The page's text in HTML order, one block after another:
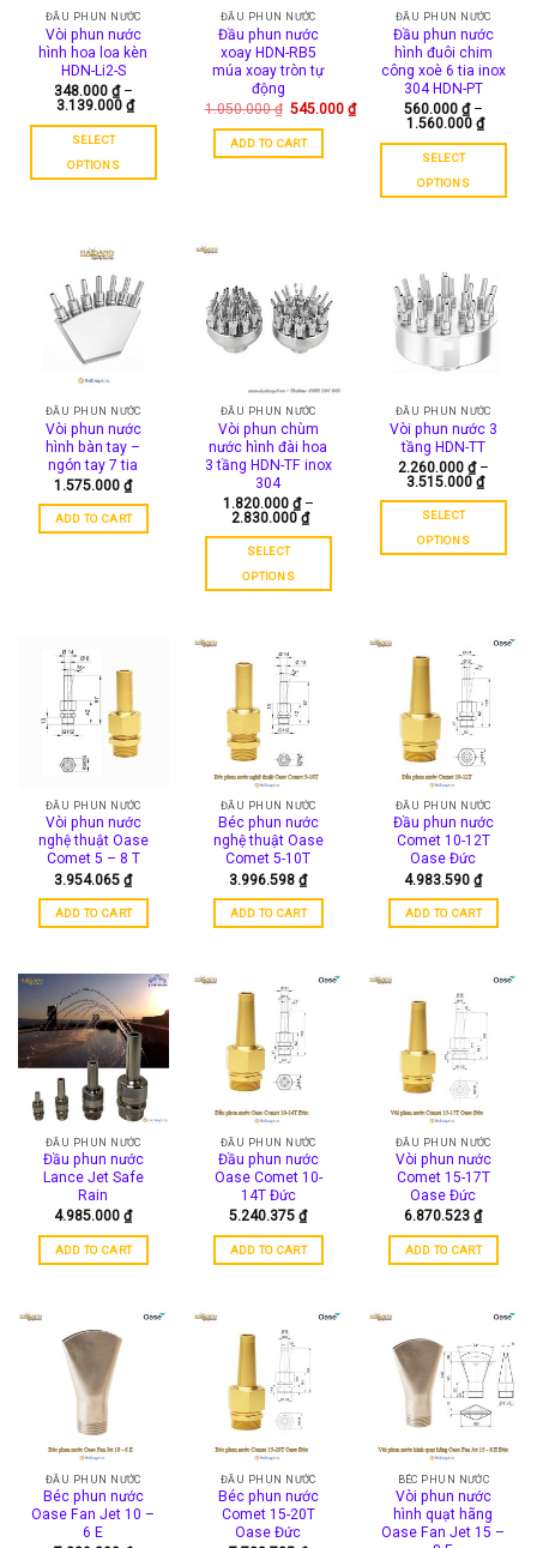
on
the
product
page
chosen
on
the
product
page
ĐẦU PHUN NƯỚC
Vòi phun nước
hình hoa loa kèn
HDN-Li2-S
348.000 ₫–
3.139.000 ₫
SELECT
OPTIONS
multiple
variants.
The
options
may
on
the
product
page
ĐẦU PHUN NƯỚC
Đầu phun nước
xoay HDN-RB5
múa xoay tròn tự
động
1.050.000₫ Original
was:
1.050.000 ₫.
545.000₫
price
is:
ADD TO CART
ĐẦU PHUN NƯỚC
Đầu phun nước
hình đuôi chim
công xoè 6 tia inox
304 HDN-PT
560.000 ₫–
1.560.000 ₫
SELECT
OPTIONS
multiple
variants.
The
may
chosen
on
the
product
page
ĐẦU PHUN NƯỚC
Vòi phun nước
hình bàn tay –
ngón tay 7 tia
1.575.000₫
ADD TO CART
ĐẦU PHUN NƯỚC
Vòi phun chùm
nước hình đài hoa
3 tầng HDN-TF inox
304
1.820.000 ₫–
2.830.000 ₫
SELECT
OPTIONS
multiple
variants.
The
options
may
be
chosen
on
the
product
page
ĐẦU PHUN NƯỚC
Vòi phun nước 3
tầng HDN-TT
2.260.000 ₫–
3.515.000 ₫
SELECT
OPTIONS
variants.
The
options
may
chosen
the
product
page
ĐẦU PHUN NƯỚC
Vòi phun nước
nghệ thuật Oase
Comet 5 – 8 T
3.954.065₫
ADD TO CART
ĐẦU PHUN NƯỚC
Béc phun nước
nghệ thuật Oase
Comet 5-10T
3.996.598₫
ADD TO CART
ĐẦU PHUN NƯỚC
Đầu phun nước
Comet 10-12T
Oase Đức
4.983.590₫
ADD TO CART
ĐẦU PHUN NƯỚC
Đầu phun nước
Lance Jet Safe
Rain
4.985.000₫
ADD TO CART
ĐẦU PHUN NƯỚC
Đầu phun nước
Oase Comet 10-
14T Đức
5.240.375₫
ADD TO CART
ĐẦU PHUN NƯỚC
Vòi phun nước
Comet 15-17T
Oase Đức
6.870.523₫
ADD TO CART
ĐẦU PHUN NƯỚC
Béc phun nước
Oase Fan Jet 10 –
6 E
ĐẦU PHUN NƯỚC
Béc phun nước
Comet 15-20T
Oase Đức
BÉC PHUN NƯỚC
Vòi phun nước
hình quạt hãng
Oase Fan Jet 15 –